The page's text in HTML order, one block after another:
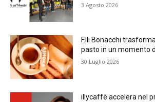
3 Agosto 2026
F.lli Bonacchi
pasto in un momento
30 Luglio 2026
illycaffè accelera nel